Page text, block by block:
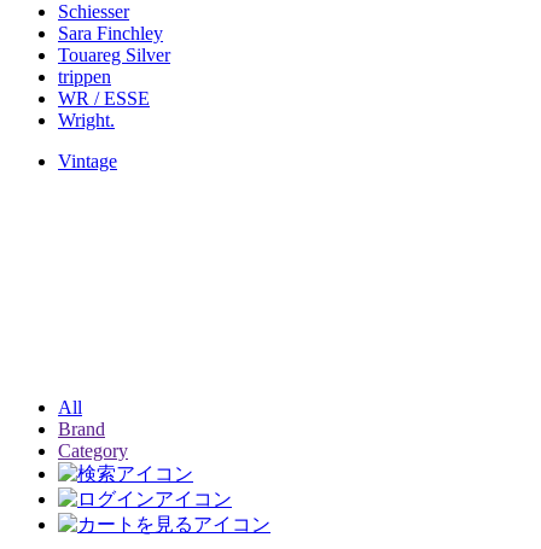
Schiesser
Sara Finchley
Touareg Silver
trippen
WR / ESSE
Wright.
Vintage
All
Brand
Category